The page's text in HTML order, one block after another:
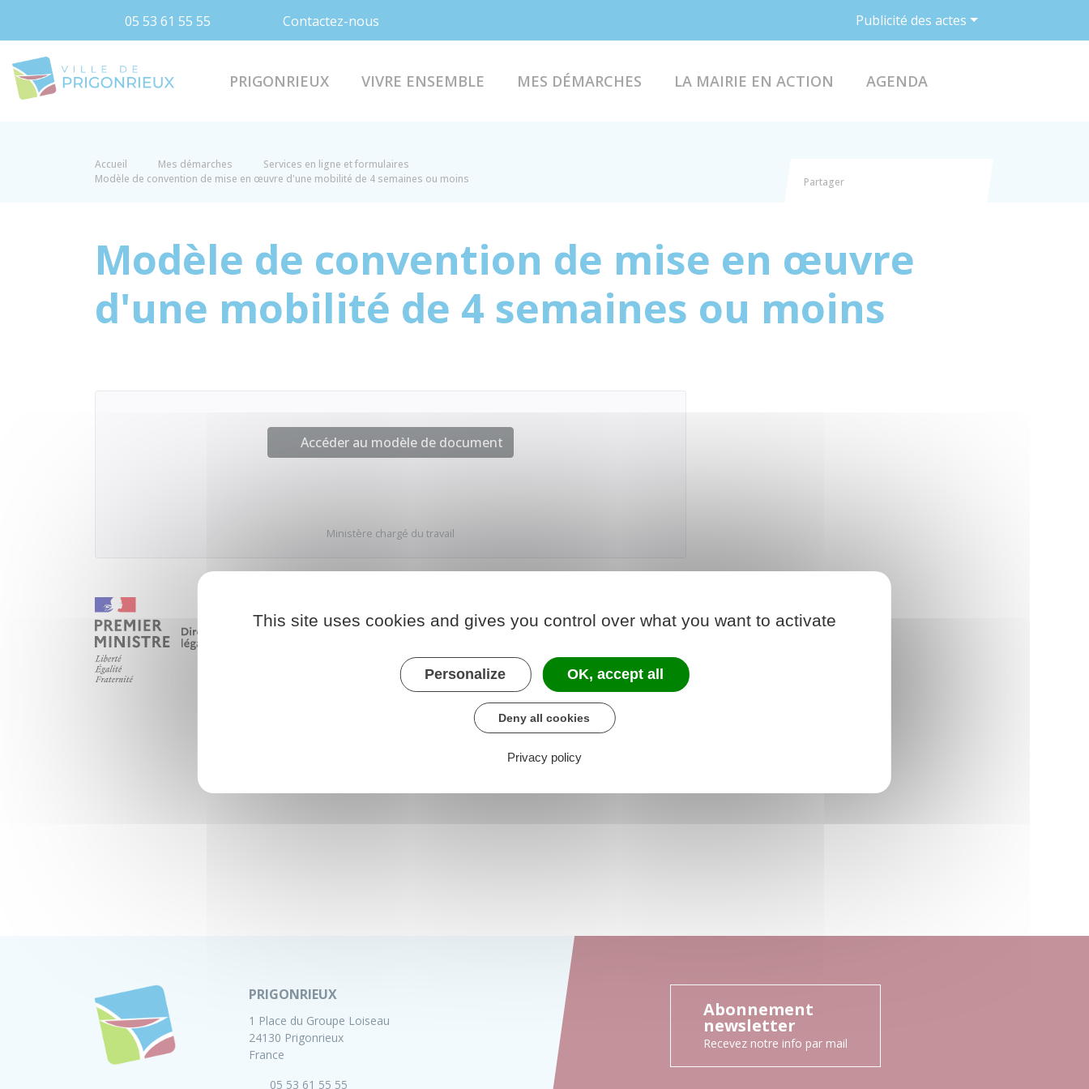
05 53 61 55 55 Contactez-nous Publicité des actes
PRIGONRIEUX VIVRE ENSEMBLE MES DÉMARCHES LA MAIRIE EN ACTION AGENDA
Accueil Mes démarches
Services en ligne et formulaires
Modèle de convention de mise en œuvre d'une mobilité de 4 semaines ou moins
Partager
Modèle de convention de mise en œuvre
d'une mobilité de 4 semaines ou moins
Accéder au modèle de document
Ministère chargé du travail
PRIGONRIEUX
1 Place du Groupe Loiseau
24130 Prigonrieux
France
05 53 61 55 55
Abonnement
newsletter
Recevez notre info par mail
This site uses cookies and gives you control over what you want to activate
Personalize OK, accept all
Deny all cookies
Privacy policy